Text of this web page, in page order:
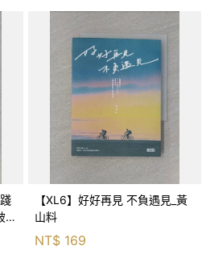
排
【XL6】好好再見 不負遇見_黃
山料
NT$ 169